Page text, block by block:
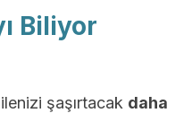
Biliyor
şaşırtacak daha